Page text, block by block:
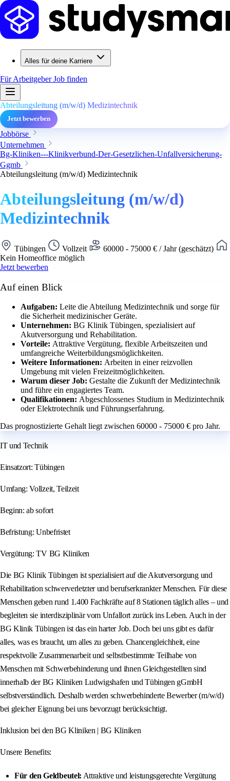
Alles für deine Karriere
Für ArbeitgeberJob finden
Abteilungsleitung (m/w/d) Medizintechnik
Jetzt bewerben
Jobbörse
Unternehmen
Bg-Kliniken---Klinikverbund-Der-Gesetzlichen-Unfallversicherung-
Ggmb
Abteilungsleitung (m/w/d) Medizintechnik
Abteilungsleitung (m/w/d)
Medizintechnik
Tübingen Vollzeit
60000 - 75000 € / Jahr (geschätzt)
Kein Homeoffice möglich
Jetzt bewerben
Auf einen Blick
Aufgaben: Leite die Abteilung Medizintechnik und sorge für
die Sicherheit medizinischer Geräte.
Unternehmen: BG Klinik Tübingen, spezialisiert auf
Akutversorgung und Rehabilitation.
Vorteile: Attraktive Vergütung, flexible Arbeitszeiten und
umfangreiche Weiterbildungsmöglichkeiten.
Weitere Informationen: Arbeiten in einer reizvollen
Umgebung mit vielen Freizeitmöglichkeiten.
Warum dieser Job: Gestalte die Zukunft der Medizintechnik
und führe ein engagiertes Team.
Qualifikationen: Abgeschlossenes Studium in Medizintechnik
oder Elektrotechnik und Führungserfahrung.
Das prognostizierte Gehalt liegt zwischen 60000 - 75000 € pro Jahr.
IT und Technik
Einsatzort: Tübingen
Umfang: Vollzeit, Teilzeit
Beginn: ab sofort
Befristung: Unbefristet
Vergütung: TV BG Kliniken
Die BG Klinik Tübingen ist spezialisiert auf die Akutversorgung und
Rehabilitation schwerverletzter und berufserkrankter Menschen. Für diese
Menschen geben rund 1.400 Fachkräfte auf 8 Stationen täglich alles – und
begleiten sie interdisziplinär vom Unfallort zurück ins Leben. Auch in der
BG Klinik Tübingen ist das ein harter Job. Doch bei uns gibt es dafür
alles, was es braucht, um alles zu geben. Chancengleichheit, eine
respektvolle Zusammenarbeit und selbstbestimmte Teilhabe von
Menschen mit Schwerbehinderung und ihnen Gleichgestellten sind
innerhalb der BG Kliniken Ludwigshafen und Tübingen gGmbH
selbstverständlich. Deshalb werden schwerbehinderte Bewerber (m/w/d)
bei gleicher Eignung bei uns bevorzugt berücksichtigt.
Inklusion bei den BG Kliniken | BG Kliniken
Unsere Benefits:
Für den Geldbeutel: Attraktive und leistungsgerechte Vergütung